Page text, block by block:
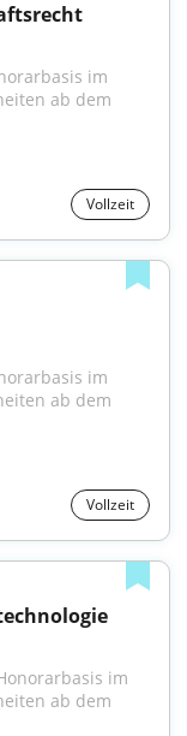
im
ab dem
Vollzeit
im
ab dem
Vollzeit
im
ab dem